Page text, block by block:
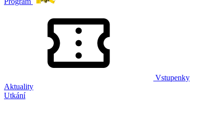
Vstupenky
Aktuality
Utkání